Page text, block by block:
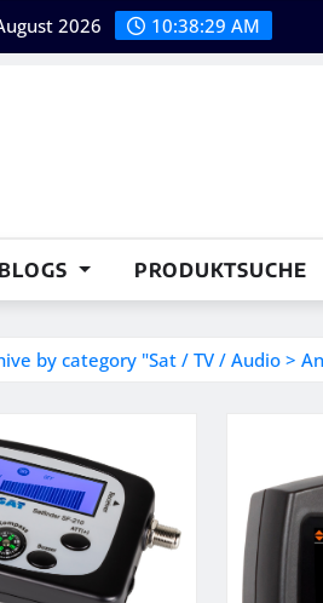
2026 10:38:30 AM
BLOGS PRODUKTSUCHE
by category "Sat / TV / Audio >